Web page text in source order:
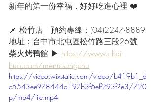
新年的第一份幸福，好好吃進心裡 ❤️
📌 松竹店　預約專線：(04)2247-8889
地址：台中市北屯區松竹路三段26號
柴火烤鴨館 ▶ https://www.chai-
huo.com/menu-sungchu
https://video.wixstatic.com/video/b419b1_d
c5543ee978444a197b3f6eff293f2e3/720
p/mp4/file.mp4